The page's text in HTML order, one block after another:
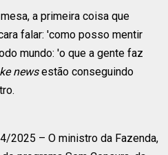
a primeira coisa que
falar: 'como posso mentir
mundo: 'o que a gente faz
newsestão conseguindo